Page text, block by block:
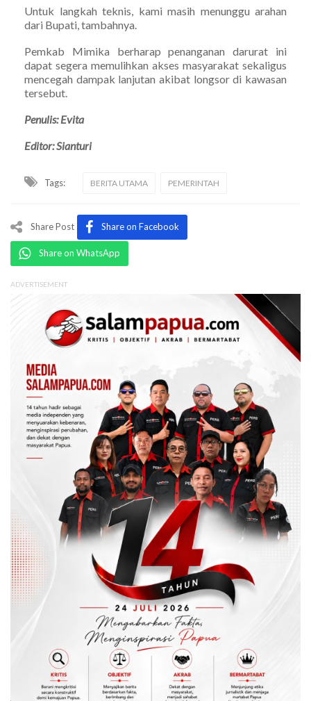
Untuk langkah teknis, kami masih menunggu arahan
dari Bupati, tambahnya.
Pemkab Mimika berharap penanganan darurat ini
dapat segera memulihkan akses masyarakat sekaligus
mencegah dampak lanjutan akibat longsor di kawasan
tersebut.
Penulis: Evita
Editor: Sianturi
Tags: BERITA UTAMA PEMERINTAH
Share Post Share on Facebook
Share on WhatsApp
ADVERTISEMENT